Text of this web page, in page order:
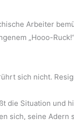
Arbeiter
„Hooo-
sich nicht.
die Situation und
sich, seine Adern